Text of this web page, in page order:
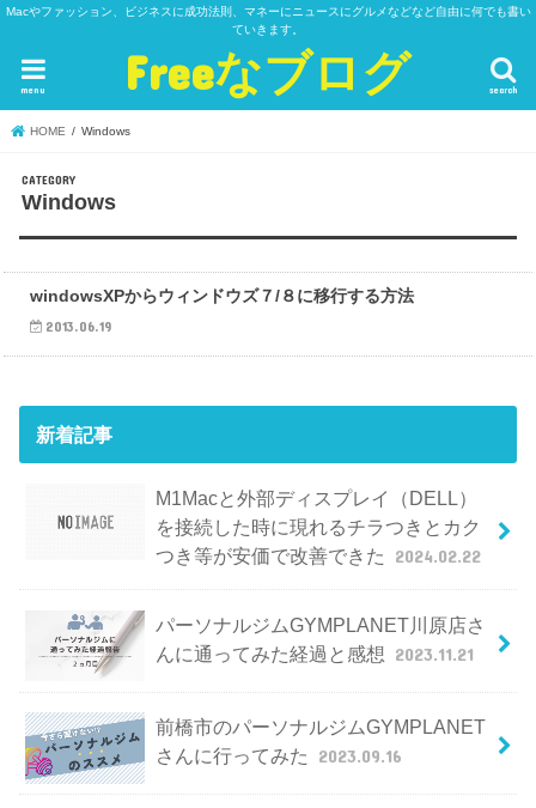
Macやファッション、ビジネスに成功法則、マネーにニュースにグルメなどなど自由に何でも書い
ていきます。
Freeなブログ search
menu
HOME Windows
Windows
Windows
windowsXPからウィンドウズ７/８に移行する方法
2013.06.19
新着記事
M1Macと外部ディスプレイ（DELL）
を接続した時に現れるチラつきとカク
つき等が安価で改善できた
2024.02.22
パーソナルジムGYMPLANET川原店さ
んに通ってみた経過と感想 2023.11.21
前橋市のパーソナルジムGYMPLANET
さんに行ってみた
2023.09.16